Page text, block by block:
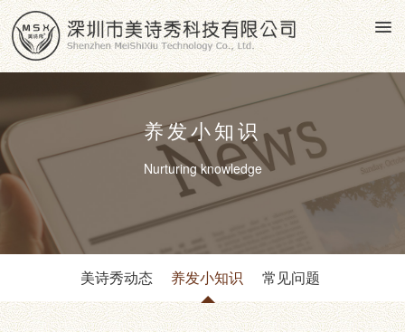
养发小知识
Nurturing knowledge
美诗秀动态 养发小知识 常见问题